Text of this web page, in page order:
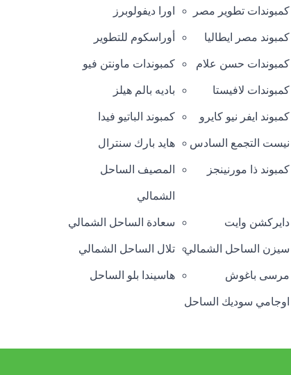
كمبوندات تطوير مصر اورا ديفولوبرز
كمبوند مصر ايطاليا أوراسكوم للتطوير
كمبوندات حسن علام كمبوندات ماونتن فيو
كمبوندات لافيستا باديه بالم هيلز
كمبوند ايفر نيو كايرو كمبوند الباتيو فيدا
نيست التجمع السادس هايد بارك سنترال
كمبوند ذا مورنينجز المصيف الساحل
الشمالي
دايركشن وايت سعادة الساحل الشمالي
سيزن الساحل الشمالي تلال الساحل الشمالي
مرسى باغوش هاسيندا بلو الساحل
اوجامي سوديك الساحل